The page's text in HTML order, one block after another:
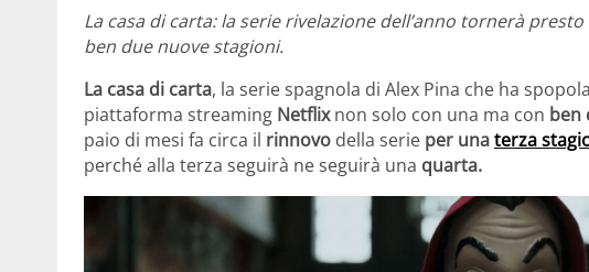
La casa di carta: la serie rivelazione dell’anno tornerà
ben due nuove stagioni.
La casa di carta, la serie spagnola di Alex Pina che ha
piattaforma streaming Netflixnon solo con una ma con ben
paio di mesi fa circa il rinnovo della serie per unaterza
perché alla terza seguirà ne seguirà una quarta.